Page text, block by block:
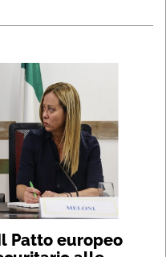
Patto europeo